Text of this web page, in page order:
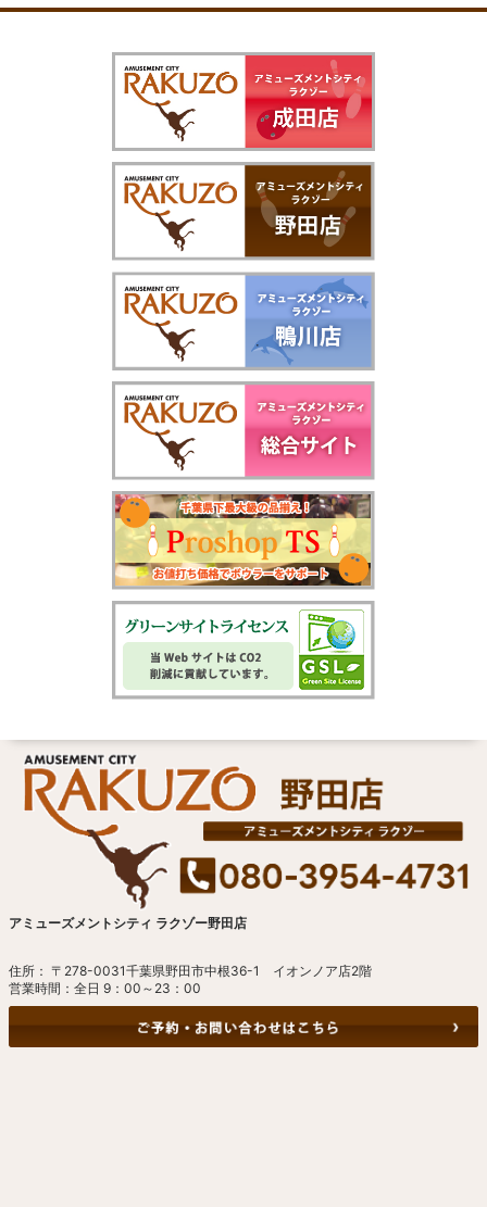
アミューズメントシティ ラクゾー野田店
住所： 〒278-0031千葉県野田市中根36-1 イオンノア店2階
営業時間：全日 9：00～23：00